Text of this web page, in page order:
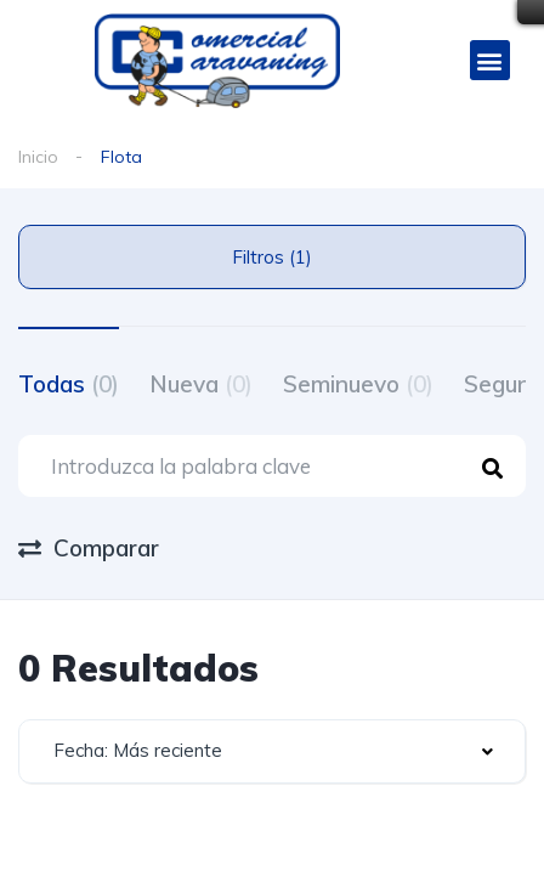
Inicio Flota
Filtros (1)
Todas (0) Nueva (0) Seminuevo (0)
Comparar
0 Resultados
Fecha: Más reciente